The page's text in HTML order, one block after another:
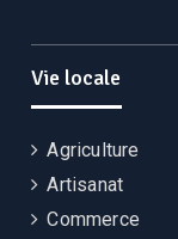
Vie locale
Agriculture
Artisanat
Commerce